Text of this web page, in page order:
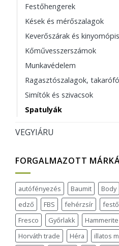
Festőhengerek
Kések és mérőszalagok
Keverőszárak és
Kőművesszerszámok
Munkavédelem
Ragasztószalagok,
Simítók és szivacsok
Spatulyák
VEGYIÁRU
FORGALMAZOTT
autófényezés Baumit Body
edző
FBS fehérzsír
Fresco
Győrlakk Hammerite
Horváth trade
Héra
illatos